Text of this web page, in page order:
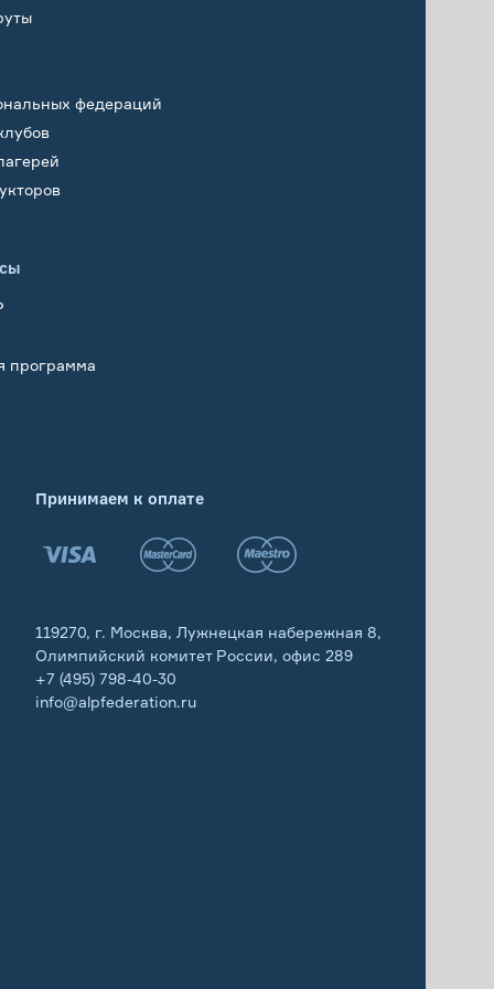
федераций
программа
Принимаем к оплате
119270, г. Москва, Лужнецкая набережная 8,
Олимпийский комитет России, офис 289
+7 (495) 798-40-30
info@alpfederation.ru